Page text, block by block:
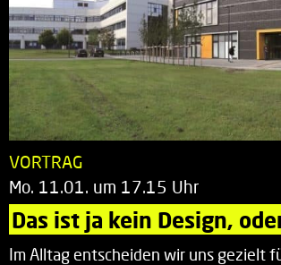
VORTRAG
Mo. 11.01. um 17.15 Uhr
Das ist ja kein Design,
Im Alltag entscheiden wir uns gezielt